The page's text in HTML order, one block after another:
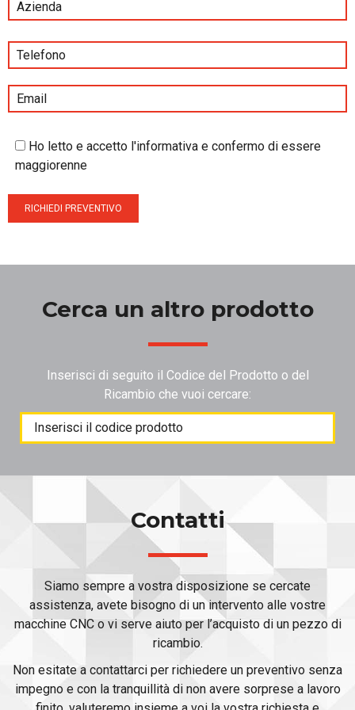
Ho letto e accetto l'informativa e confermo di essere
maggiorenne
Cerca un altro prodotto
Inserisci di seguito il Codice del Prodotto o del
Ricambio che vuoi cercare:
Products
search
Contatti
Siamo sempre a vostra disposizione se cercate
assistenza, avete bisogno di un intervento alle vostre
macchine CNC o vi serve aiuto per l’acquisto di un pezzo di
ricambio.
Non esitate a contattarci per richiedere un preventivo senza
impegno e con la tranquillità di non avere sorprese a lavoro